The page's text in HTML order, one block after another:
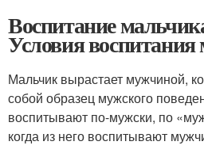
Воспитание
Условия
Мальчик вырастает мужчиной,
собой образец мужского
воспитывают по-мужски, по
когда из него воспитывают